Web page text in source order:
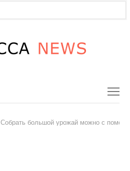
Собрать большой урожай можно с